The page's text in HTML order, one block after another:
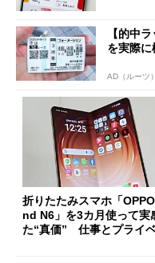
【的中
を実際に
AD（ルーツ）
折りたたみスマホ「
nd N6」を3カ月使って実
た“真価” 仕事とプライ